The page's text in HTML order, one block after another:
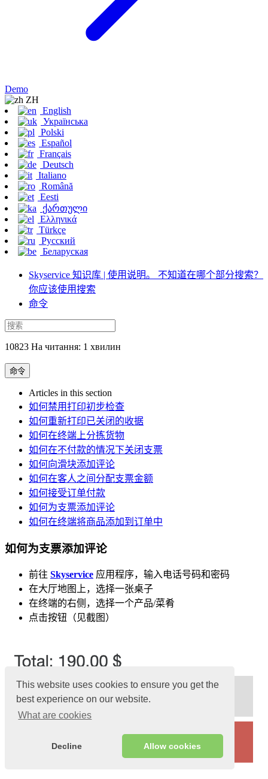
This website uses cookies to ensure you get the
best experience on our website.
What are cookies
Decline Allow cookies
Demo
ZH
English
Українська
Polski
Español
Français
Deutsch
Italiano
Română
Eesti
ქართული
Ελληνικά
Türkçe
Русский
Беларуская
Skyservice 知识库 | 使用说明。 不知道在哪个部分搜索？
你应该使用搜索
命令
10823 На читання: 1 хвилин
命令
Articles in this section
如何禁用打印初步检查
如何重新打印已关闭的收据
如何在终端上分拣货物
如何在不付款的情况下关闭支票
如何向滑块添加评论
如何在客人之间分配支票金额
如何接受订单付款
如何为支票添加评论
如何在终端将商品添加到订单中
如何为支票添加评论
前往 Skyservice 应用程序，输入电话号码和密码
在大厅地图上，选择一张桌子
在终端的右侧，选择一个产品/菜肴
点击按钮（见截图）